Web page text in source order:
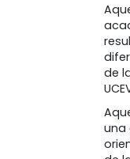
de
una